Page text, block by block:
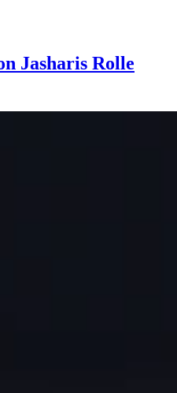
Jasharis Rolle